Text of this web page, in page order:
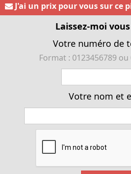
« Piano droit acoustique
Edition
J'ai un prix pour vous sur ce
Laissez-moi
Votre numéro de
Format : 0123456789 ou
Votre nom et